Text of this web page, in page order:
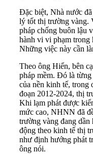
Đặc biệt, Nhà nước
lý tốt thị trường vàng.
pháp chống buôn lậu
hành vi vi phạm trong
Những việc này cần
Theo ông Hiển, bên
pháp mềm. Đó là
của nền kinh tế,
đoạn 2012-2024, thị
Khi lạm phát được
mức cao, NHNN đã
trường vàng đang
động theo kinh tế thị
như định hướng phát
ông nói.